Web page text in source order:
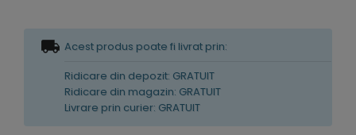
Acest produs poate fi livrat prin:
Ridicare din depozit: GRATUIT
Ridicare din magazin: GRATUIT
Livrare prin curier: GRATUIT